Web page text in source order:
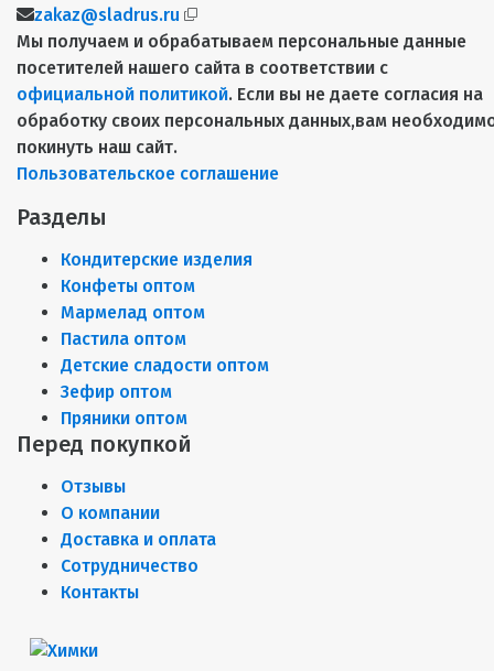
zakaz@sladrus.ru
Мы получаем и обрабатываем персональные данные
посетителей нашего сайта в соответствии с
официальной политикой. Если вы не даете согласия на
обработку своих персональных данных,вам
покинуть наш сайт.
Пользовательское соглашение
Разделы
Кондитерские изделия
Конфеты оптом
Мармелад оптом
Пастила оптом
Детские сладости оптом
Зефир оптом
Пряники оптом
Перед покупкой
Отзывы
О компании
Доставка и оплата
Сотрудничество
Контакты